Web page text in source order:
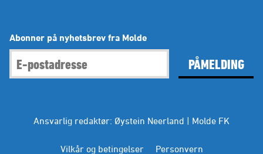
Abonner på nyhetsbrev fra Molde
PÅMELDING
Ansvarlig redaktør: Øystein Neerland | Molde FK
Vilkår og betingelser Personvern